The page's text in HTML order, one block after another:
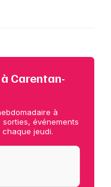
Carentan-
à
événements
jeudi.